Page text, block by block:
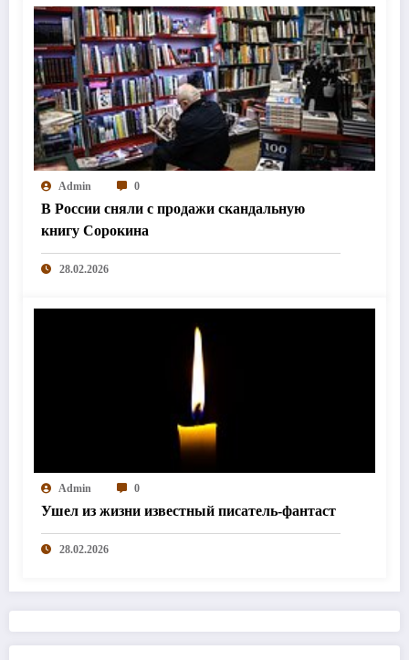
Admin 0
В России сняли с продажи скандальную
книгу Сорокина
28.02.2026
Admin 0
Ушел из жизни известный писатель-фантаст
28.02.2026